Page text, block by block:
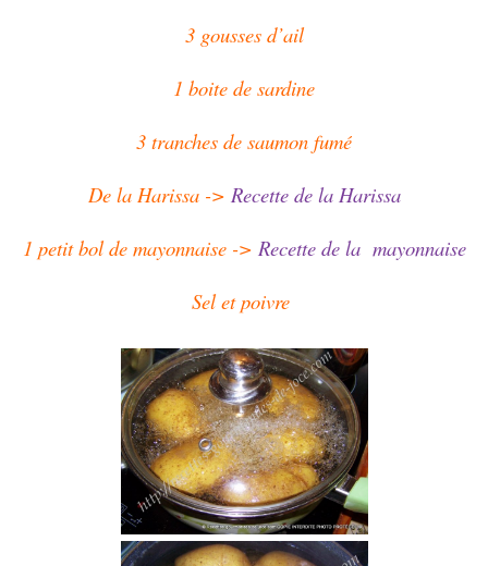
3 gousses d’ail
1 boite de sardine
3 tranches de saumon fumé
De la Harissa -> Recette de la Harissa
1 petit bol de mayonnaise -> Recette de la mayonnaise
Sel et poivre